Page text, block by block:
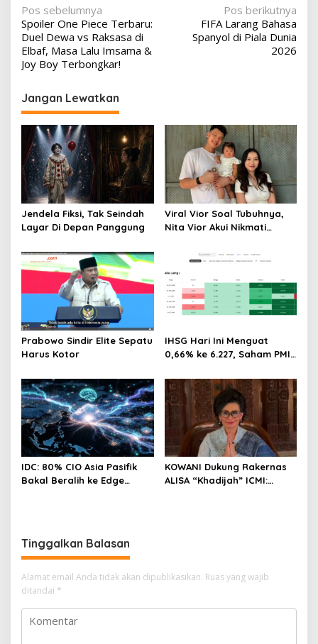
Navigasi
pos
Pos sebelumnya
Spoiler One Piece Terbaru:
Duel Dewa vs Raksasa di
Elbaf, Masa Lalu Imsama &
Joy Boy Terbongkar!
Pos berikutnya
FIFA Larang Bahasa
Spanyol di Piala Dunia
2026
Jangan Lewatkan
Jendela Fiksi, Tak Seindah
Layar Di Depan Panggung
Viral Vior Soal Tubuhnya,
Nita Vior Akui Nikmati
Prabowo Sindir Elite Sepatu
Harus Kotor
IHSG Hari Ini Menguat
0,66% ke 6.227, Saham PMII,
28%! Ini Daftar Saham
Paling Cuan & Volume
Tertinggi 31 Juli 2026
IDC: 80% CIO Asia Pasifik
Bakal Beralih ke Edge
KOWANI Dukung Rakernas
ALISA “Khadijah” ICMI:
Tinggalkan Balasan
Alamat email Anda tidak akan dipublikasikan. Ruas yang wajib
ditandai *